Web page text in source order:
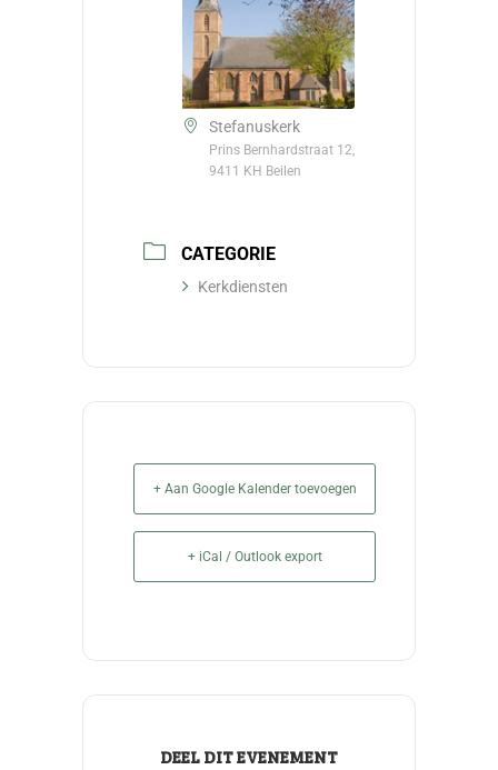
Stefanuskerk
Prins Bernhardstraat 12,
9411 KH Beilen
CATEGORIE
Kerkdiensten
+ Aan Google Kalender toevoegen
+ iCal / Outlook export
DEEL DIT EVENEMENT